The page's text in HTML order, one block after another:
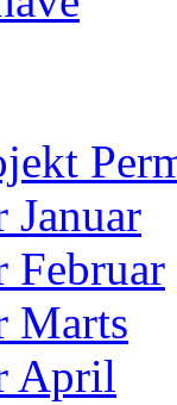
Januar
Februar
Marts
April